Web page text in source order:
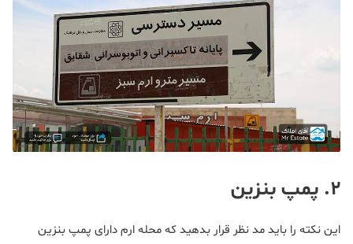
۲. پمپ بنزین
این نکته را باید مد نظر قرار بدهید که محله ارم دارای پمپ بنزین